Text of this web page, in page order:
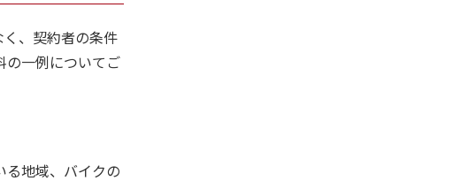
、契約者の条件
の一例についてご
る地域、バイクの